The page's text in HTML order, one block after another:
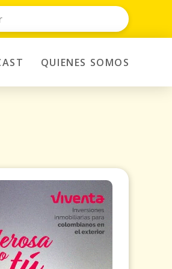
QUIENES SOMOS